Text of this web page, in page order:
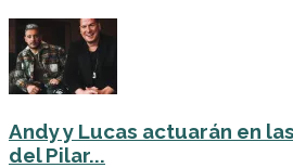
Andy y Lucas actuarán en
del Pilar...